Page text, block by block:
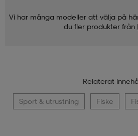
Vi har många modeller att välja på
du fler produkter från
Relaterat
Sport & utrustning Fiske